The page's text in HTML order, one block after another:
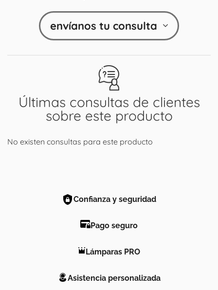
Últimas consultas de clientes
sobre este producto
No existen consultas para este producto
envíanos tu consulta
Confianza y seguridad
Pago seguro
Lámparas PRO
Asistencia personalizada